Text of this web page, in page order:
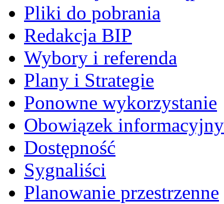
Pliki do pobrania
Redakcja BIP
Wybory i referenda
Plany i Strategie
Ponowne wykorzystanie
Obowiązek informacyjny
Dostępność
Sygnaliści
Planowanie przestrzenne